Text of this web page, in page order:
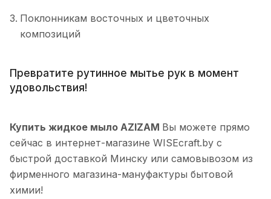
Поклонникам восточных и цветочных
композиций
Превратите рутинное мытье рук в момент
удовольствия!
Купить жидкое мыло AZIZAM Вы можете прямо
сейчас в интернет-магазине WISEcraft.by с
быстрой доставкой Минску или самовывозом из
фирменного магазина-мануфактуры бытовой
химии!